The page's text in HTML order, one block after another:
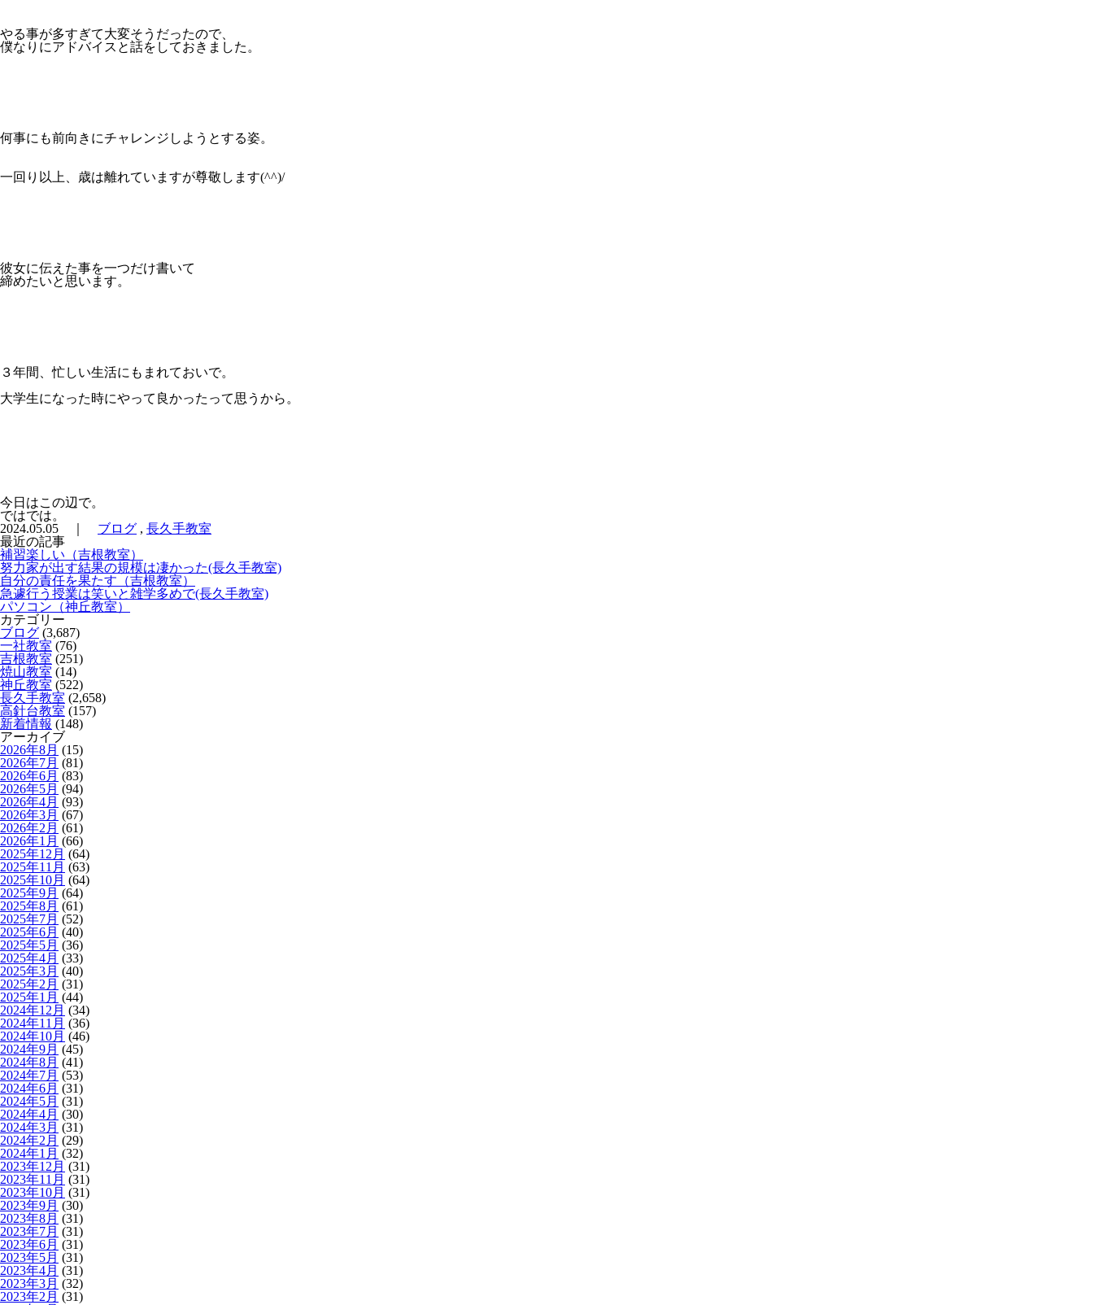
やる事が多すぎて大変そうだったので、
僕なりにアドバイスと話をしておきました。
何事にも前向きにチャレンジしようとする姿。
一回り以上、歳は離れていますが尊敬します(^^)/
彼女に伝えた事を一つだけ書いて
締めたいと思います。
３年間、忙しい生活にもまれておいで。
大学生になった時にやって良かったって思うから。
今日はこの辺で。
ではでは。
2024.05.05 ｜ ブログ , 長久手教室
最近の記事
補習楽しい（吉根教室）
努力家が出す結果の規模は凄かった(長久手教室)
自分の責任を果たす（吉根教室）
急遽行う授業は笑いと雑学多めで(長久手教室)
パソコン（神丘教室）
カテゴリー
ブログ (3,687)
一社教室 (76)
吉根教室 (251)
焼山教室 (14)
神丘教室 (522)
長久手教室 (2,658)
高針台教室 (157)
新着情報 (148)
アーカイブ
2026年8月 (15)
2026年7月 (81)
2026年6月 (83)
2026年5月 (94)
2026年4月 (93)
2026年3月 (67)
2026年2月 (61)
2026年1月 (66)
2025年12月 (64)
2025年11月 (63)
2025年10月 (64)
2025年9月 (64)
2025年8月 (61)
2025年7月 (52)
2025年6月 (40)
2025年5月 (36)
2025年4月 (33)
2025年3月 (40)
2025年2月 (31)
2025年1月 (44)
2024年12月 (34)
2024年11月 (36)
2024年10月 (46)
2024年9月 (45)
2024年8月 (41)
2024年7月 (53)
2024年6月 (31)
2024年5月 (31)
2024年4月 (30)
2024年3月 (31)
2024年2月 (29)
2024年1月 (32)
2023年12月 (31)
2023年11月 (31)
2023年10月 (31)
2023年9月 (30)
2023年8月 (31)
2023年7月 (31)
2023年6月 (31)
2023年5月 (31)
2023年4月 (31)
2023年3月 (32)
2023年2月 (31)